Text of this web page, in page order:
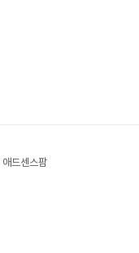
드센스팜